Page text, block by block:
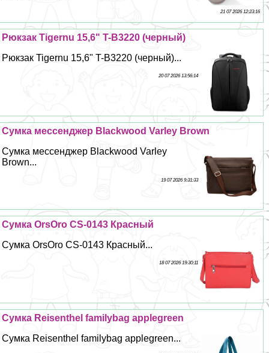
21 07 2026 12:23:16
Рюкзак Tigernu 15,6" T-B3220 (черный)
Рюкзак Tigernu 15,6" T-B3220 (черный)...
20 07 2026 13:56:14
Сумка мессенджер Blackwood Varley Brown
Сумка мессенджер Blackwood Varley
Brown...
19 07 2026 9:31:33
Сумка OrsOro CS-0143 Красный
Сумка OrsOro CS-0143 Красный...
18 07 2026 19:30:11
Сумка Reisenthel familybag applegreen
Сумка Reisenthel familybag applegreen...